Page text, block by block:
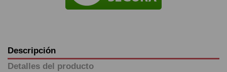
Descripción
Detalles del producto